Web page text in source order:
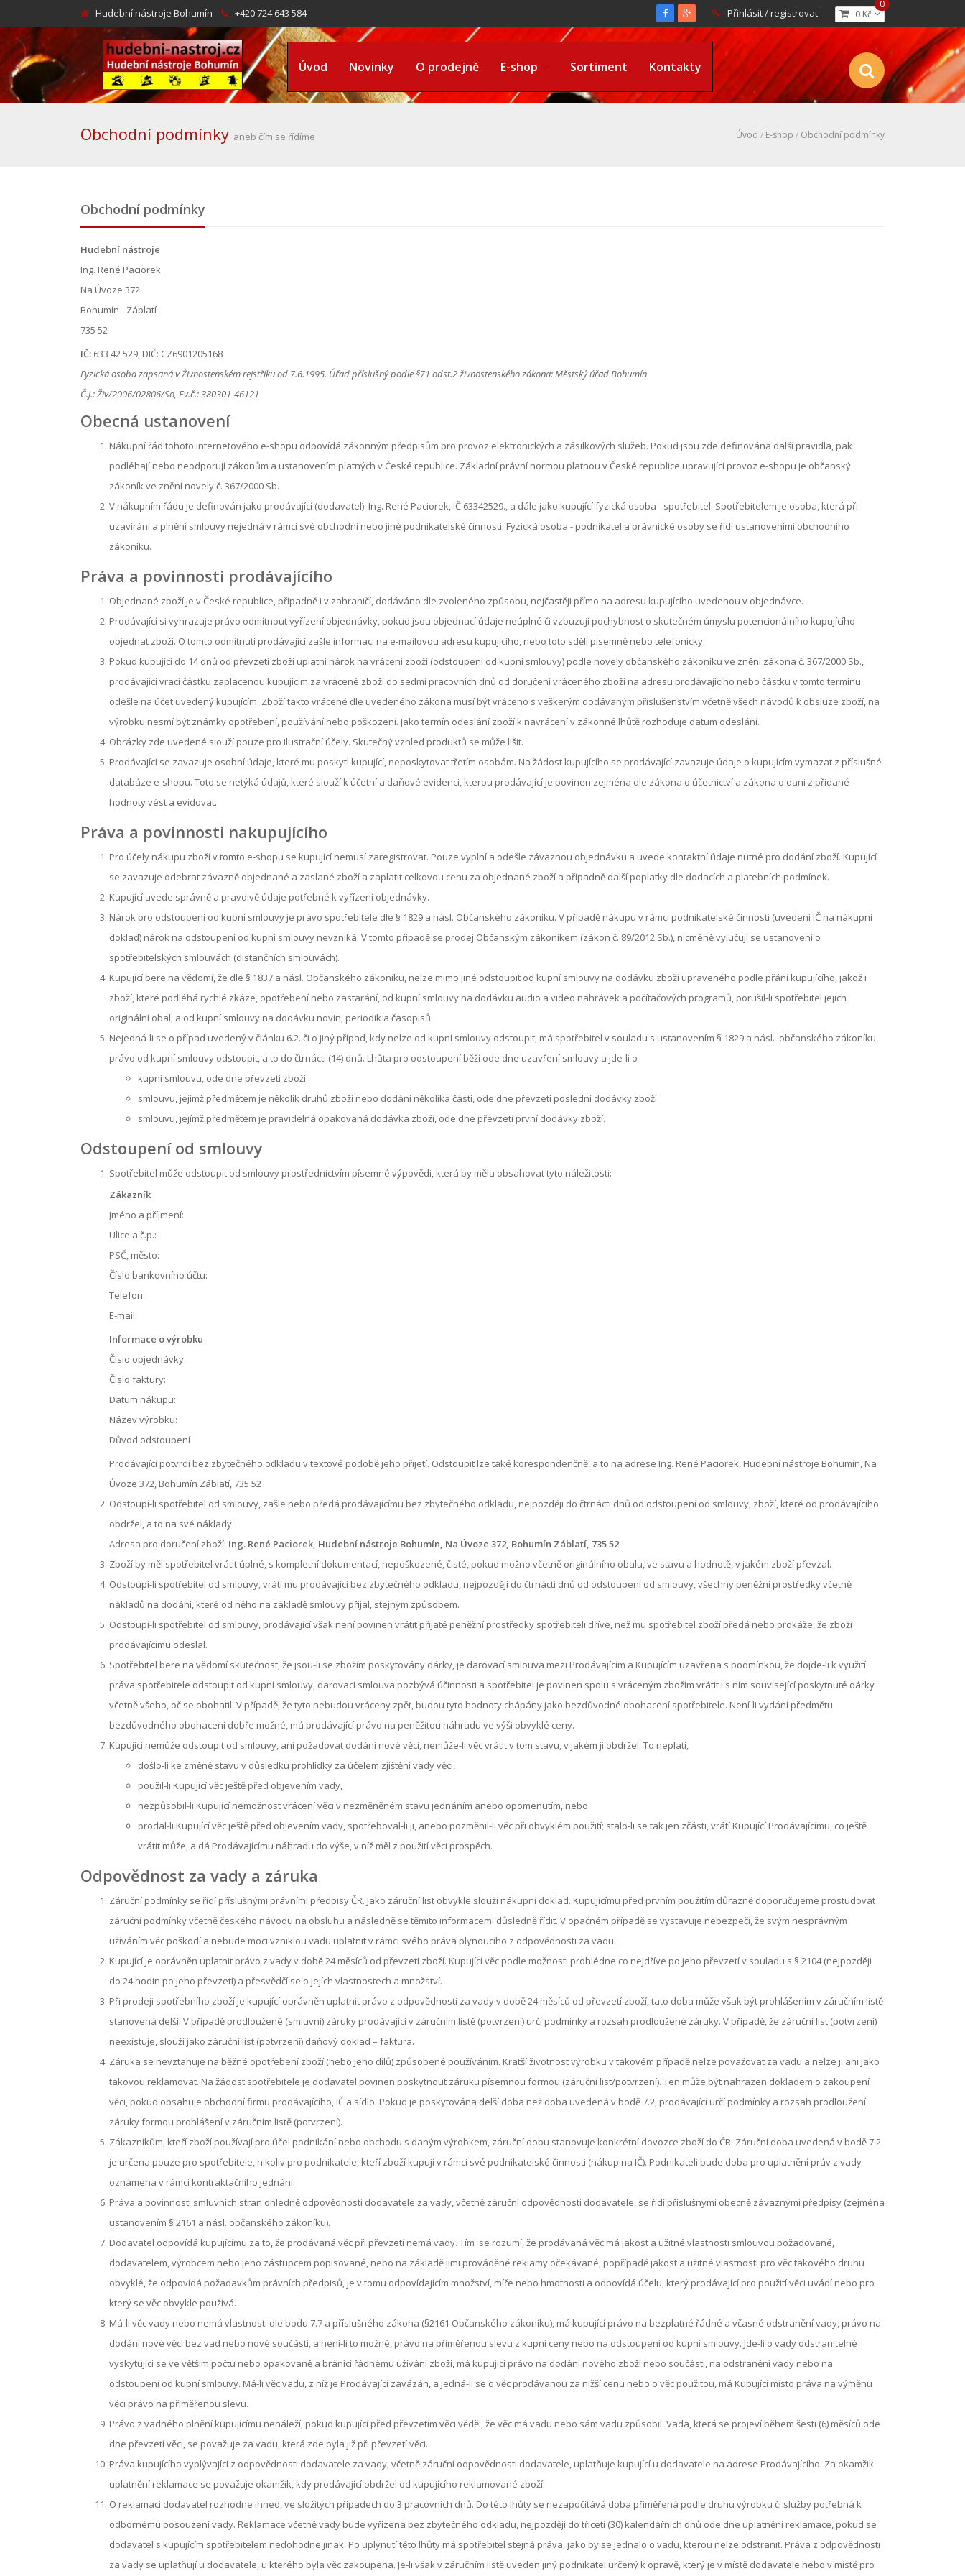
Hudební nástroje Bohumín +420 724 643 584 0 Kč
0
Přihlásit / registrovat
Úvod Novinky O prodejně E-shop Sortiment Kontakty
Obchodní podmínky aneb čím se řídíme Úvod / E-shop / Obchodní podmínky
Obchodní podmínky
Hudební nástroje
Ing. René Paciorek
Na Úvoze 372
Bohumín - Záblatí
735 52
IČ: 633 42 529, DIČ: CZ6901205168
Fyzická osoba zapsaná v Živnostenském rejstříku od 7.6.1995. Úřad příslušný podle §71 odst.2 živnostenského zákona: Městský úřad Bohumín
Č.j.: Živ/2006/02806/So, Ev.č.: 380301-46121
Obecná ustanovení
Nákupní řád tohoto internetového e-shopu odpovídá zákonným předpisům pro provoz elektronických a zásilkových služeb. Pokud jsou zde definována další pravidla, pak
podléhají nebo neodporují zákonům a ustanovením platných v České republice. Základní právní normou platnou v České republice upravující provoz e-shopu je občanský
zákoník ve znění novely č. 367/2000 Sb.
V nákupním řádu je definován jako prodávající (dodavatel) Ing. René Paciorek, IČ 63342529., a dále jako kupující fyzická osoba - spotřebitel. Spotřebitelem je osoba, která při
uzavírání a plnění smlouvy nejedná v rámci své obchodní nebo jiné podnikatelské činnosti. Fyzická osoba - podnikatel a právnické osoby se řídí ustanoveními obchodního
zákoníku.
Práva a povinnosti prodávajícího
Objednané zboží je v České republice, případně i v zahraničí, dodáváno dle zvoleného způsobu, nejčastěji přímo na adresu kupujícího uvedenou v objednávce.
Prodávající si vyhrazuje právo odmítnout vyřízení objednávky, pokud jsou objednací údaje neúplné či vzbuzují pochybnost o skutečném úmyslu potencionálního kupujícího
objednat zboží. O tomto odmítnutí prodávající zašle informaci na e-mailovou adresu kupujícího, nebo toto sdělí písemně nebo telefonicky.
Pokud kupující do 14 dnů od převzetí zboží uplatní nárok na vrácení zboží (odstoupení od kupní smlouvy) podle novely občanského zákoníku ve znění zákona č. 367/2000 Sb.,
prodávající vrací částku zaplacenou kupujícím za vrácené zboží do sedmi pracovních dnů od doručení vráceného zboží na adresu prodávajícího nebo částku v tomto termínu
odešle na účet uvedený kupujícím. Zboží takto vrácené dle uvedeného zákona musí být vráceno s veškerým dodávaným příslušenstvím včetně všech návodů k obsluze zboží, na
výrobku nesmí být známky opotřebení, používání nebo poškození. Jako termín odeslání zboží k navrácení v zákonné lhůtě rozhoduje datum odeslání.
Obrázky zde uvedené slouží pouze pro ilustrační účely. Skutečný vzhled produktů se může lišit.
Prodávající se zavazuje osobní údaje, které mu poskytl kupující, neposkytovat třetím osobám. Na žádost kupujícího se prodávající zavazuje údaje o kupujícím vymazat z příslušné
databáze e-shopu. Toto se netýká údajů, které slouží k účetní a daňové evidenci, kterou prodávající je povinen zejména dle zákona o účetnictví a zákona o dani z přidané
hodnoty vést a evidovat.
Práva a povinnosti nakupujícího
Pro účely nákupu zboží v tomto e-shopu se kupující nemusí zaregistrovat. Pouze vyplní a odešle závaznou objednávku a uvede kontaktní údaje nutné pro dodání zboží. Kupující
se zavazuje odebrat závazně objednané a zaslané zboží a zaplatit celkovou cenu za objednané zboží a případně další poplatky dle dodacích a platebních podmínek.
Kupující uvede správně a pravdivě údaje potřebné k vyřízení objednávky.
Nárok pro odstoupení od kupní smlouvy je právo spotřebitele dle § 1829 a násl. Občanského zákoníku. V případě nákupu v rámci podnikatelské činnosti (uvedení IČ na nákupní
doklad) nárok na odstoupení od kupní smlouvy nevzniká. V tomto případě se prodej Občanským zákoníkem (zákon č. 89/2012 Sb.), nicméně vylučují se ustanovení o
spotřebitelských smlouvách (distančních smlouvách).
Kupující bere na vědomí, že dle § 1837 a násl. Občanského zákoníku, nelze mimo jiné odstoupit od kupní smlouvy na dodávku zboží upraveného podle přání kupujícího, jakož i
zboží, které podléhá rychlé zkáze, opotřebení nebo zastarání, od kupní smlouvy na dodávku audio a video nahrávek a počítačových programů, porušil-li spotřebitel jejich
originální obal, a od kupní smlouvy na dodávku novin, periodik a časopisů.
Nejedná-li se o případ uvedený v článku 6.2. či o jiný případ, kdy nelze od kupní smlouvy odstoupit, má spotřebitel v souladu s ustanovením § 1829 a násl. občanského zákoníku
právo od kupní smlouvy odstoupit, a to do čtrnácti (14) dnů. Lhůta pro odstoupení běží ode dne uzavření smlouvy a jde-li o
kupní smlouvu, ode dne převzetí zboží
smlouvu, jejímž předmětem je několik druhů zboží nebo dodání několika částí, ode dne převzetí poslední dodávky zboží
smlouvu, jejímž předmětem je pravidelná opakovaná dodávka zboží, ode dne převzetí první dodávky zboží.
Odstoupení od smlouvy
Spotřebitel může odstoupit od smlouvy prostřednictvím písemné výpovědi, která by měla obsahovat tyto náležitosti:
Zákazník
Jméno a příjmení:
Ulice a č.p.:
PSČ, město:
Číslo bankovního účtu:
Telefon:
E-mail:
Informace o výrobku
Číslo objednávky:
Číslo faktury:
Datum nákupu:
Název výrobku:
Důvod odstoupení
Prodávající potvrdí bez zbytečného odkladu v textové podobě jeho přijetí. Odstoupit lze také korespondenčně, a to na adrese Ing. René Paciorek, Hudební nástroje Bohumín, Na
Úvoze 372, Bohumín Záblatí, 735 52
Odstoupí-li spotřebitel od smlouvy, zašle nebo předá prodávajícímu bez zbytečného odkladu, nejpozději do čtrnácti dnů od odstoupení od smlouvy, zboží, které od prodávajícího
obdržel, a to na své náklady.
Adresa pro doručení zboží: Ing. René Paciorek, Hudební nástroje Bohumín, Na Úvoze 372, Bohumín Záblatí, 735 52
Zboží by měl spotřebitel vrátit úplné, s kompletní dokumentací, nepoškozené, čisté, pokud možno včetně originálního obalu, ve stavu a hodnotě, v jakém zboží převzal.
Odstoupí-li spotřebitel od smlouvy, vrátí mu prodávající bez zbytečného odkladu, nejpozději do čtrnácti dnů od odstoupení od smlouvy, všechny peněžní prostředky včetně
nákladů na dodání, které od něho na základě smlouvy přijal, stejným způsobem.
Odstoupí-li spotřebitel od smlouvy, prodávající však není povinen vrátit přijaté peněžní prostředky spotřebiteli dříve, než mu spotřebitel zboží předá nebo prokáže, že zboží
prodávajícímu odeslal.
Spotřebitel bere na vědomí skutečnost, že jsou-li se zbožím poskytovány dárky, je darovací smlouva mezi Prodávajícím a Kupujícím uzavřena s podmínkou, že dojde-li k využití
práva spotřebitele odstoupit od kupní smlouvy, darovací smlouva pozbývá účinnosti a spotřebitel je povinen spolu s vráceným zbožím vrátit i s ním související poskytnuté dárky
včetně všeho, oč se obohatil. V případě, že tyto nebudou vráceny zpět, budou tyto hodnoty chápány jako bezdůvodné obohacení spotřebitele. Není-li vydání předmětu
bezdůvodného obohacení dobře možné, má prodávající právo na peněžitou náhradu ve výši obvyklé ceny.
Kupující nemůže odstoupit od smlouvy, ani požadovat dodání nové věci, nemůže-li věc vrátit v tom stavu, v jakém ji obdržel. To neplatí,
došlo-li ke změně stavu v důsledku prohlídky za účelem zjištění vady věci,
použil-li Kupující věc ještě před objevením vady,
nezpůsobil-li Kupující nemožnost vrácení věci v nezměněném stavu jednáním anebo opomenutím, nebo
prodal-li Kupující věc ještě před objevením vady, spotřeboval-li ji, anebo pozměnil-li věc při obvyklém použití; stalo-li se tak jen zčásti, vrátí Kupující Prodávajícímu, co ještě
vrátit může, a dá Prodávajícímu náhradu do výše, v níž měl z použití věci prospěch.
Odpovědnost za vady a záruka
Záruční podmínky se řídí příslušnými právními předpisy ČR. Jako záruční list obvykle slouží nákupní doklad. Kupujícímu před prvním použitím důrazně doporučujeme prostudovat
záruční podmínky včetně českého návodu na obsluhu a následně se těmito informacemi důsledně řídit. V opačném případě se vystavuje nebezpečí, že svým nesprávným
užíváním věc poškodí a nebude moci vzniklou vadu uplatnit v rámci svého práva plynoucího z odpovědnosti za vadu.
Kupující je oprávněn uplatnit právo z vady v době 24 měsíců od převzetí zboží. Kupující věc podle možnosti prohlédne co nejdříve po jeho převzetí v souladu s § 2104 (nejpozději
do 24 hodin po jeho převzetí) a přesvědčí se o jejích vlastnostech a množství.
Při prodeji spotřebního zboží je kupující oprávněn uplatnit právo z odpovědnosti za vady v době 24 měsíců od převzetí zboží, tato doba může však být prohlášením v záručním listě
stanovená delší. V případě prodloužené (smluvní) záruky prodávající v záručním listě (potvrzení) určí podmínky a rozsah prodloužené záruky. V případě, že záruční list (potvrzení)
neexistuje, slouží jako záruční list (potvrzení) daňový doklad – faktura.
Záruka se nevztahuje na běžné opotřebení zboží (nebo jeho dílů) způsobené používáním. Kratší životnost výrobku v takovém případě nelze považovat za vadu a nelze ji ani jako
takovou reklamovat. Na žádost spotřebitele je dodavatel povinen poskytnout záruku písemnou formou (záruční list/potvrzení). Ten může být nahrazen dokladem o zakoupení
věci, pokud obsahuje obchodní firmu prodávajícího, IČ a sídlo. Pokud je poskytována delší doba než doba uvedená v bodě 7.2, prodávající určí podmínky a rozsah prodloužení
záruky formou prohlášení v záručním listě (potvrzení).
Zákazníkům, kteří zboží používají pro účel podnikání nebo obchodu s daným výrobkem, záruční dobu stanovuje konkrétní dovozce zboží do ČR. Záruční doba uvedená v bodě 7.2
je určena pouze pro spotřebitele, nikoliv pro podnikatele, kteří zboží kupují v rámci své podnikatelské činnosti (nákup na IČ). Podnikateli bude doba pro uplatnění práv z vady
oznámena v rámci kontraktačního jednání.
Práva a povinnosti smluvních stran ohledně odpovědnosti dodavatele za vady, včetně záruční odpovědnosti dodavatele, se řídí příslušnými obecně závaznými předpisy (zejména
ustanovením § 2161 a násl. občanského zákoníku).
Dodavatel odpovídá kupujícímu za to, že prodávaná věc při převzetí nemá vady. Tím se rozumí, že prodávaná věc má jakost a užitné vlastnosti smlouvou požadované,
dodavatelem, výrobcem nebo jeho zástupcem popisované, nebo na základě jimi prováděné reklamy očekávané, popřípadě jakost a užitné vlastnosti pro věc takového druhu
obvyklé, že odpovídá požadavkům právních předpisů, je v tomu odpovídajícím množství, míře nebo hmotnosti a odpovídá účelu, který prodávající pro použití věci uvádí nebo pro
který se věc obvykle používá.
Má-li věc vady nebo nemá vlastnosti dle bodu 7.7 a příslušného zákona (§2161 Občanského zákoníku), má kupující právo na bezplatné řádné a včasné odstranění vady, právo na
dodání nové věci bez vad nebo nové součásti, a není-li to možné, právo na přiměřenou slevu z kupní ceny nebo na odstoupení od kupní smlouvy. Jde-li o vady odstranitelné
vyskytující se ve větším počtu nebo opakovaně a bránící řádnému užívání zboží, má kupující právo na dodání nového zboží nebo součásti, na odstranění vady nebo na
odstoupení od kupní smlouvy. Má-li věc vadu, z níž je Prodávající zavázán, a jedná-li se o věc prodávanou za nižší cenu nebo o věc použitou, má Kupující místo práva na výměnu
věci právo na přiměřenou slevu.
Právo z vadného plnění kupujícímu nenáleží, pokud kupující před převzetím věci věděl, že věc má vadu nebo sám vadu způsobil. Vada, která se projeví během šesti (6) měsíců ode
dne převzetí věci, se považuje za vadu, která zde byla již při převzetí věci.
Práva kupujícího vyplývající z odpovědnosti dodavatele za vady, včetně záruční odpovědnosti dodavatele, uplatňuje kupující u dodavatele na adrese Prodávajícího. Za okamžik
uplatnění reklamace se považuje okamžik, kdy prodávající obdržel od kupujícího reklamované zboží.
O reklamaci dodavatel rozhodne ihned, ve složitých případech do 3 pracovních dnů. Do této lhůty se nezapočítává doba přiměřená podle druhu výrobku či služby potřebná k
odbornému posouzení vady. Reklamace včetně vady bude vyřízena bez zbytečného odkladu, nejpozději do třiceti (30) kalendářních dnů ode dne uplatnění reklamace, pokud se
dodavatel s kupujícím spotřebitelem nedohodne jinak. Po uplynutí této lhůty má spotřebitel stejná práva, jako by se jednalo o vadu, kterou nelze odstranit. Práva z odpovědnosti
za vady se uplatňují u dodavatele, u kterého byla věc zakoupena. Je-li však v záručním listě uveden jiný podnikatel určený k opravě, který je v místě dodavatele nebo v místě pro